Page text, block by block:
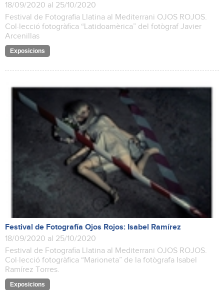
18/09/2020 al 25/10/2020
Festival de Fotografia Llatina al Mediterrani OJOS ROJOS.
Col·lecció fotogràfica “Latidoamèrica” del fotògraf Javier
Arcenillas
Exposicions
Festival de Fotografía Ojos Rojos: Isabel Ramírez
18/09/2020 al 25/10/2020
Festival de Fotografia Llatina al Mediterrani OJOS ROJOS.
Col·lecció fotogràfica “Marioneta” de la fotògrafa Isabel
Ramírez Torres.
Exposicions